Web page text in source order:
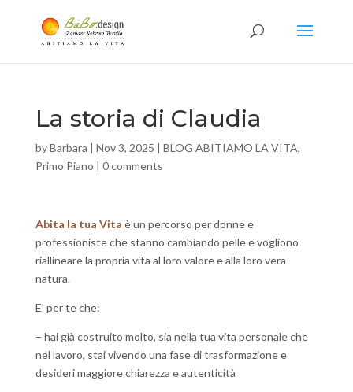
La storia di Claudia
byBarbara | Nov 3, 2025 | BLOG ABITIAMO LA VITA,
Primo Piano | 0 comments
Abita la tua Vita è un percorso per donne e
professioniste che stanno cambiando pelle e vogliono
riallineare la propria vita al loro valore e alla loro vera
natura.
E’ per te che:
– hai già costruito molto, sia nella tua vita personale che
nel lavoro, stai vivendo una fase di trasformazione e
desideri maggiore chiarezza e autenticità